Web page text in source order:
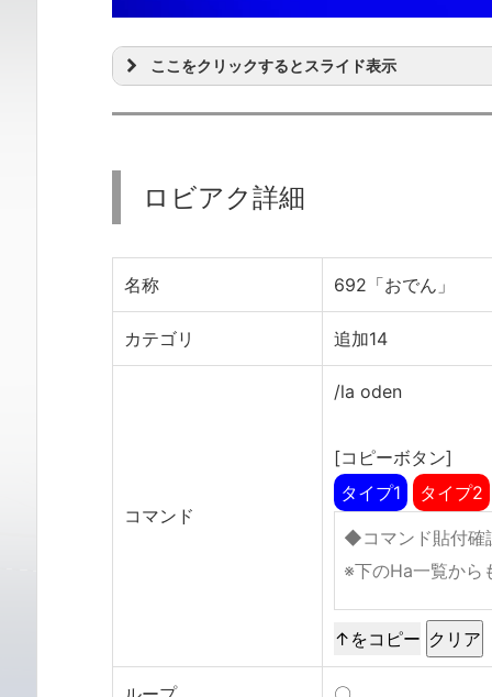
ここをクリックするとスライド表示
ロビアク詳細
名称 692「おでん」
カテゴリ 追加14
コマンド
/la oden
[コピーボタン]
タイプ1
タイプ2
↑をコピー